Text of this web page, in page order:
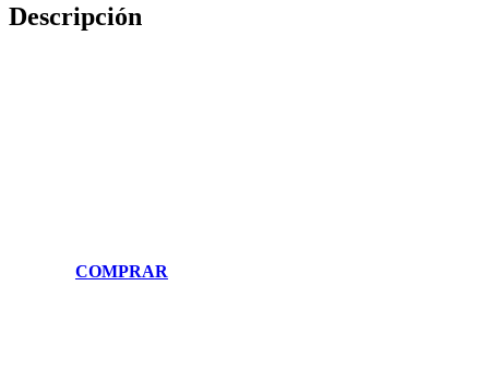
Descripción
COMPRAR